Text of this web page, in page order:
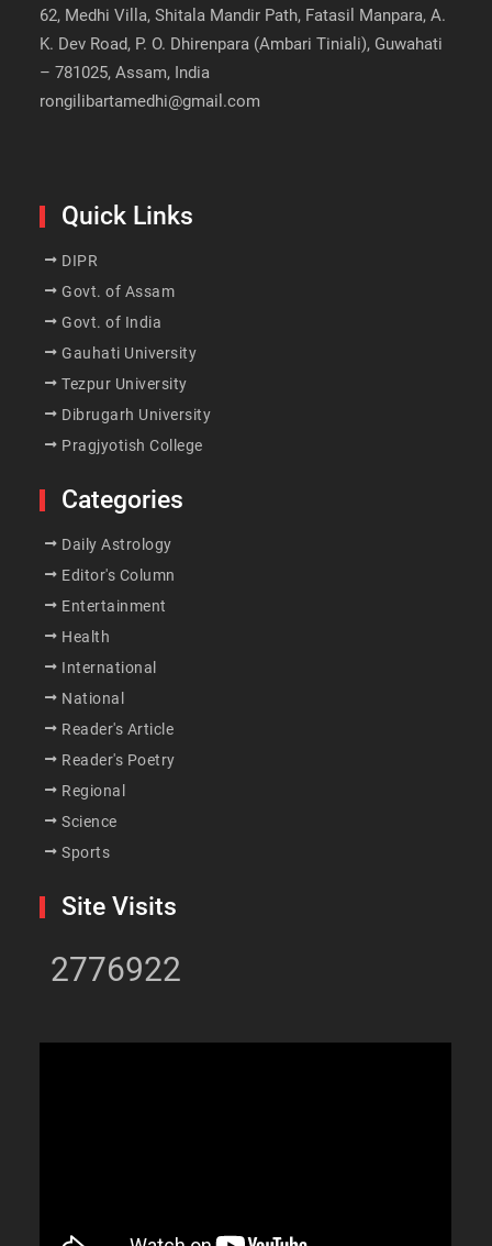
62, Medhi Villa, Shitala Mandir Path, Fatasil Manpara, A.
K. Dev Road, P. O. Dhirenpara (Ambari Tiniali), Guwahati
– 781025, Assam, India
rongilibartamedhi@gmail.com
Quick Links
DIPR
Govt. of Assam
Govt. of India
Gauhati University
Tezpur University
Dibrugarh University
Pragjyotish College
Categories
Daily Astrology
Editor's Column
Entertainment
Health
International
National
Reader's Article
Reader's Poetry
Regional
Science
Sports
Site Visits
2776922